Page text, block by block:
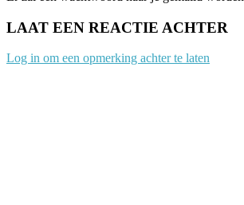
LAAT EEN REACTIE ACHTER
Log in om een opmerking achter te laten